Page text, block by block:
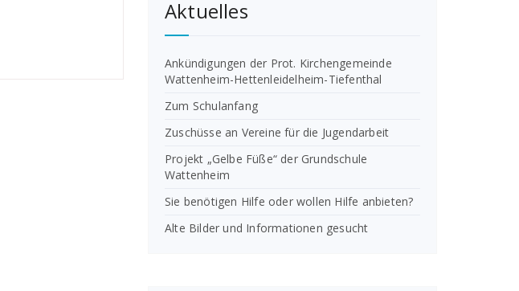
Aktuelles
Ankündigungen der Prot. Kirchengemeinde
Wattenheim-Hettenleidelheim-Tiefenthal
Zum Schulanfang
Zuschüsse an Vereine für die Jugendarbeit
Projekt „Gelbe Füße“ der Grundschule
Wattenheim
Sie benötigen Hilfe oder wollen Hilfe anbieten?
Alte Bilder und Informationen gesucht